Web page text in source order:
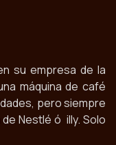
su empresa de la
máquina de café
pero siempre
Nestlé ó illy. Solo